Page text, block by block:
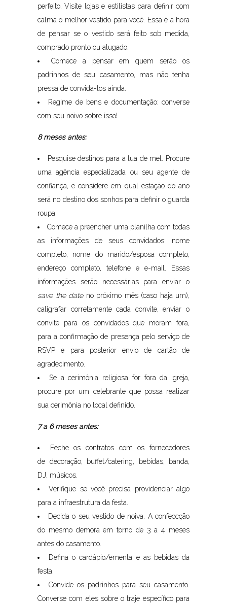
perfeito. Visite lojas e estilistas para definir com
calma o melhor vestido para você. Essa é a hora
de pensar se o vestido será feito sob medida,
comprado pronto ou alugado.
Comece a pensar em quem serão os
padrinhos de seu casamento, mas não tenha
pressa de convida-los ainda.
Regime de bens e documentação: converse
com seu noivo sobre isso!
8 meses antes:
Pesquise destinos para a lua de mel. Procure
uma agência especializada ou seu agente de
confiança, e considere em qual estação do ano
será no destino dos sonhos para definir o guarda
roupa.
Comece a preencher uma planilha com todas
as informações de seus convidados: nome
completo, nome do marido/esposa completo,
endereço completo, telefone e e-mail. Essas
informações serão necessárias para enviar o
save the dateno próximo mês (caso haja um),
caligrafar corretamente cada convite, enviar o
convite para os convidados que moram fora,
para a confirmação de presença pelo serviço de
RSVP e para posterior envio de cartão de
agradecimento.
Se a cerimônia religiosa for fora da igreja,
procure por um celebrante que possa realizar
sua cerimônia no local definido.
7 a 6 meses antes:
Feche os contratos com os fornecedores
de decoração, buffet/catering, bebidas, banda,
DJ, músicos.
Verifique se você precisa providenciar algo
para a infraestrutura da festa.
Decida o seu vestido de noiva. A confeccção
do mesmo demora em torno de 3 a 4 meses
antes do casamento.
Defina o cardápio/ementa e as bebidas da
festa.
Convide os padrinhos para seu casamento.
Converse com eles sobre o traje específico para